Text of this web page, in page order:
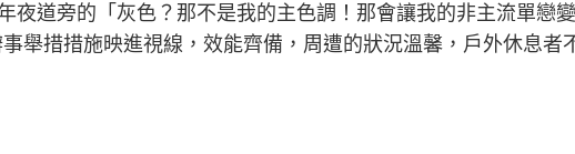
旁的「灰色？那不是我的主色調！那會讓我的非主流單戀
舉措措施映進視線，效能齊備，周遭的狀況溫馨，戶外休息者